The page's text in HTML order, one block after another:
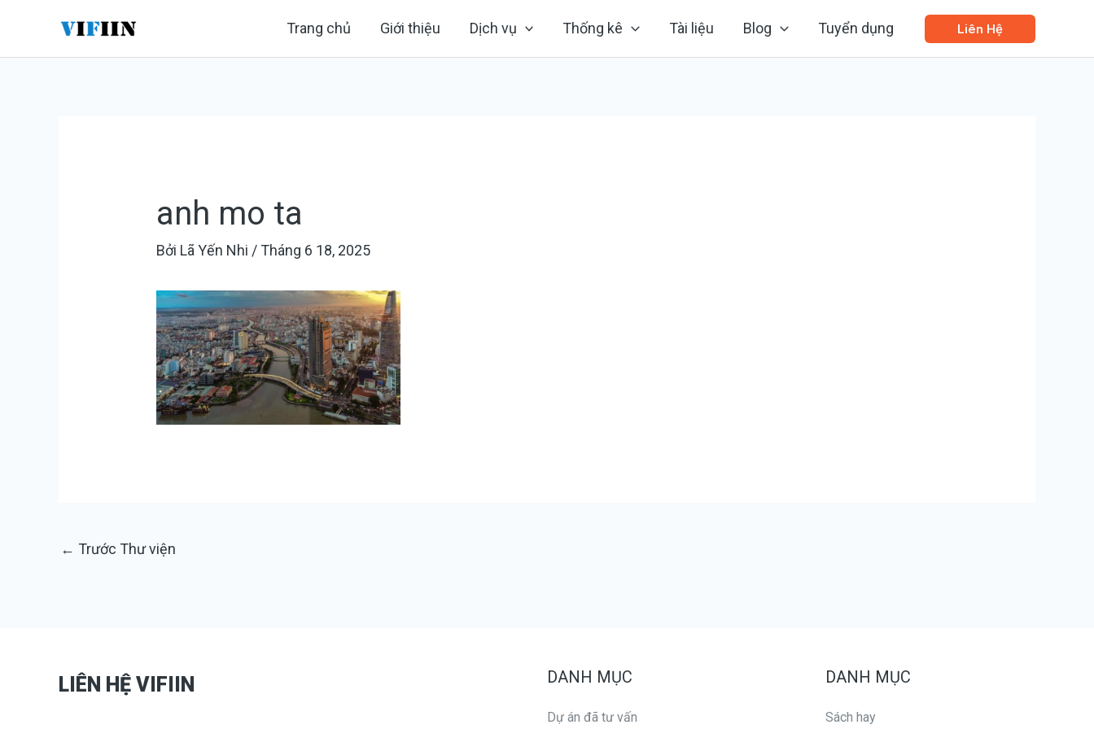
Trang chủ Giới thiệu Dịch vụ Thống kê Tài liệu Blog Tuyển dụng Liên Hệ
anh mo ta
Bởi Lã Yến Nhi / Tháng 6 18, 2025
hướng
← Trước Thư viện
LIÊN HỆ VIFIIN DANH MỤC
Dự án đã tư vấn
DANH MỤC
Sách hay